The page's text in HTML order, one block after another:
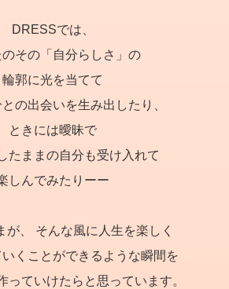
DRESSでは、
のその「自分らしさ」の
輪郭に光を当てて
の出会いを生み出したり、
ときには曖昧で
たままの自分も受け入れて
しんでみたりーー
、
そんな風に人生を楽しく
くことができるような瞬間を
っていけたらと思っています。